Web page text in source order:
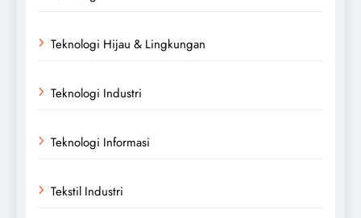
Teknologi Hijau & Lingkungan
Teknologi Industri
Teknologi Informasi
Tekstil Industri